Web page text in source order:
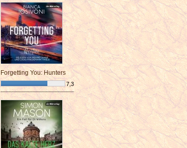
Forgetting You: Hunters
7,3
¯¯¯¯¯¯¯¯¯¯¯¯¯¯¯¯¯¯¯¯¯¯¯¯